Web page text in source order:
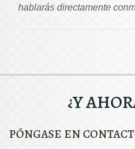
hablarás directamente
¿Y
PÓNGASE EN